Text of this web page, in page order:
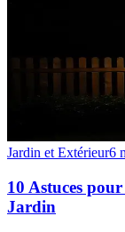
Jardin et Extérieur6
10 Astuces
Jardin